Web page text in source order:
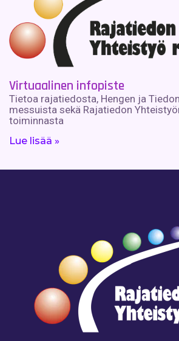
Virtuaalinen infopiste
Tietoa rajatiedosta, Hengen ja Tiedon
messuista sekä Rajatiedon
toiminnasta
Lue lisää »